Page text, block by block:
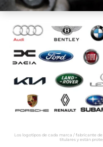
Los logotipos de cada marca / fabricante
titulares y están